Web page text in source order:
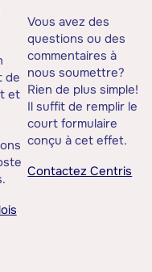
de
et
Vous avez des
questions ou des
commentaires à
nous soumettre?
Rien de plus simple!
Il suffit de remplir le
court formulaire
conçu à cet effet.
Contactez Centris